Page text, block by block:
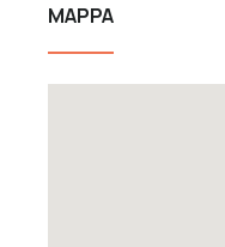
MAPPA